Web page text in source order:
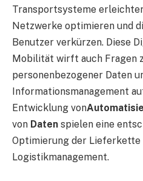
Transportsysteme
Netzwerke optimieren und
Benutzer verkürzen. Diese
Mobilität wirft auch Fragen
personenbezogener Daten
Informationsmanagement
Entwicklung von
von Daten spielen eine
Optimierung der Lieferkette
Logistikmanagement.